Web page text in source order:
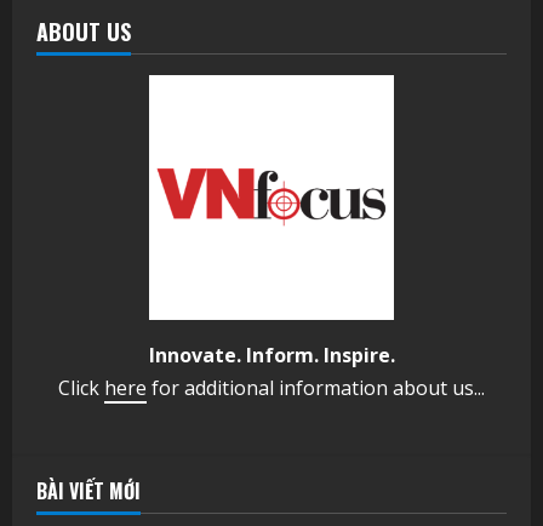
ABOUT US
Innovate. Inform. Inspire.
Click here for additional information about us...
BÀI VIẾT MỚI